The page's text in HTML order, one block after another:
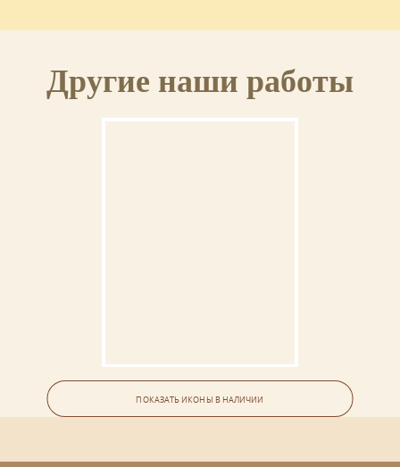
Другие наши работы
Икона «Гурий, Самон и Авив,
мученики»
Материалы иконы: липовая доска, левкас, сусальное золото,
ПОКАЗАТЬ ИКОНЫ В НАЛИЧИИ